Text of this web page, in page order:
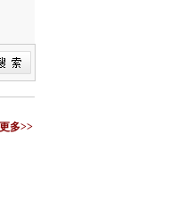
更多>>